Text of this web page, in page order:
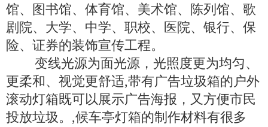
馆、图书馆、体育馆、美术馆、陈列馆、歌
剧院、大学、中学、职校、医院、银行、保
险、证券的装饰宣传工程。
变线光源为面光源，光照度更为均匀、
更柔和、视觉更舒适,带有广告垃圾箱的户外
滚动灯箱既可以展示广告海报，又方便市民
投放垃圾。,候车亭灯箱的制作材料有很多